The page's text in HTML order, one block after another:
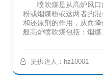
喷吹煤是从高炉风口
粉或烟煤粉或这两者的
和还原剂的作用，从
般高炉喷吹煤包括：烟煤
提供达人：hz10001